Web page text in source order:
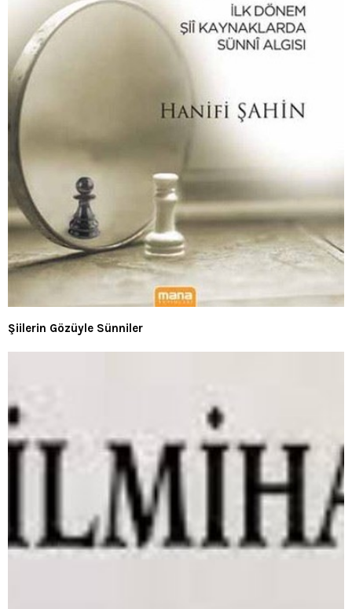
Şiilerin Gözüyle Sünniler